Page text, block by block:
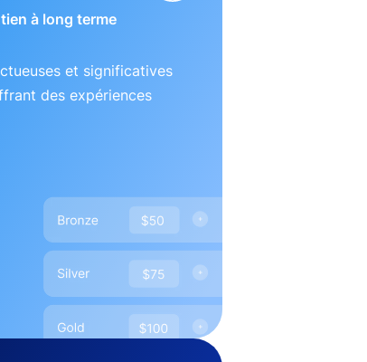
à long terme
et significatives
des expériences